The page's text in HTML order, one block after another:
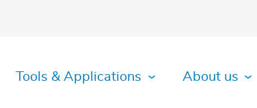
Tools & Applications About us